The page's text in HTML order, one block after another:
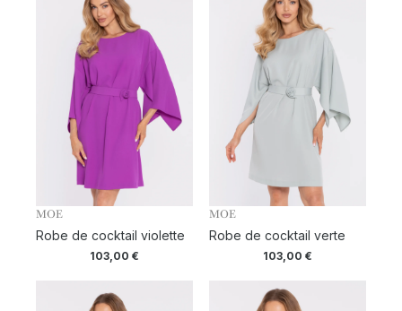
MOE
Robe de cocktail violette
103,00€
MOE
Robe de cocktail verte
103,00 €